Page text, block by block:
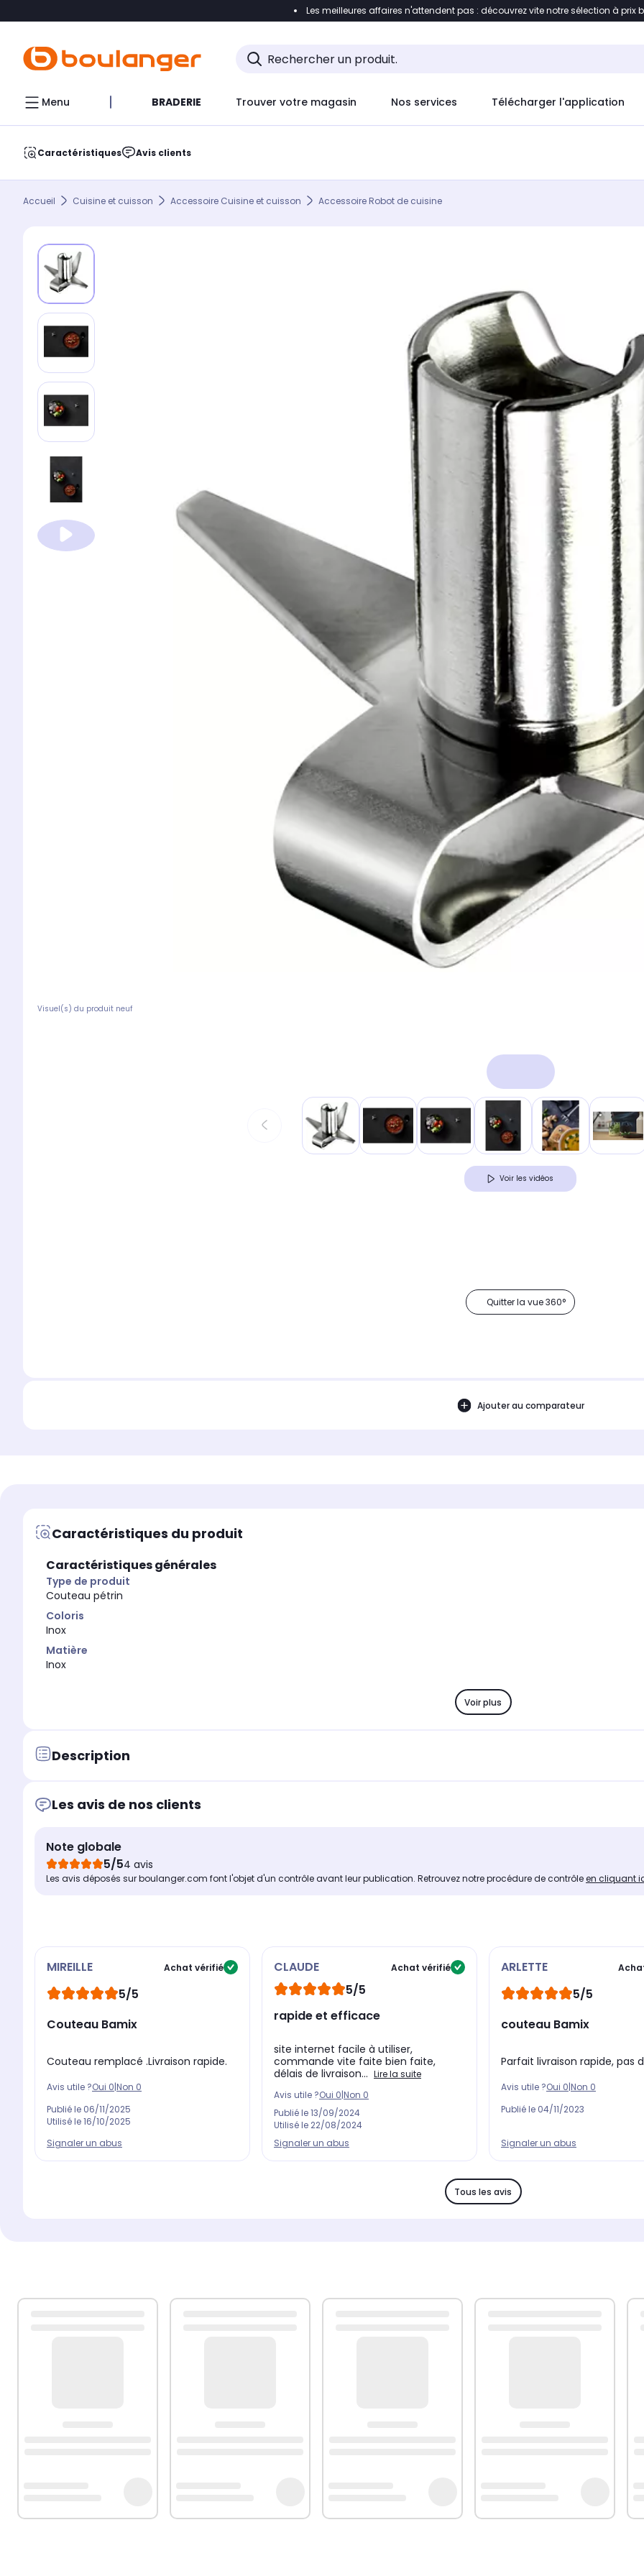
Accéder directement au contenu Accéder directement au pied de
Les meilleures affaires n'attendent pas : découvrez vite notre sélection à prix
Menu BRADERIE Trouver votre magasin Nos services Télécharger l'application
Caractéristiques Avis clients
Accueil Cuisine et cuisson Accessoire Cuisine et cuisson Accessoire Robot de cuisine
Visuel(s) du produit neuf
Voir les vidéos
Quitter la vue 360°
Ajouter au comparateur
Caractéristiques du produit
Caractéristiques générales
Type de produit
Couteau pétrin
Coloris
Inox
Matière
Inox
Voir plus
Description
Les avis de nos clients
Note globale
5/54 avis
Les avis déposés sur boulanger.com font l'objet d'un contrôle avant leur publication. Retrouvez notre procédure de contrôleen cliquant
MIREILLE Achat vérifié
5/5
Couteau Bamix
Couteau remplacé .Livraison rapide.
Avis utile ?Oui 0|Non 0
Publié le 06/11/2025
Utilisé le16/10/2025
Signaler un abus
CLAUDE Achat vérifié
5/5
rapide et efficace
site internet facile à utiliser,
commande vite faite bien faite,
délais de livraison... Lire la suite
Avis utile ?Oui 0|Non 0
Publié le13/09/2024
Utilisé le 22/08/2024
Signaler un abus
ARLETTE
5/5
couteau Bamix
Parfait livraison rapide, pas
Avis utile ?Oui 0|Non 0
Publié le 04/11/2023
Signaler un abus
Tous les avis